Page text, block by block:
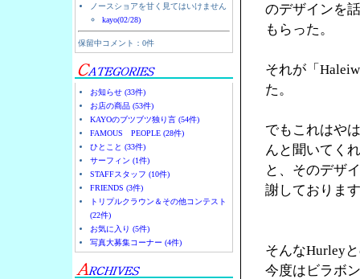
ノースショアを甘く見てはいけません
kayo(02/28)
保留中コメント：0件
お知らせ (33件)
お店の商品 (53件)
KAYOのブツブツ独り言 (54件)
FAMOUS PEOPLE (28件)
ひとこと (33件)
サーフィン (1件)
STAFFスタッフ (10件)
FRIENDS (3件)
トリプルクラウン＆その他コンテスト
(22件)
お気に入り (5件)
写真大募集コーナー (4件)
のデザインを
もらった。
それが「
た。
でもこれはや
んと聞いてく
と、そのデザ
謝しておりま
そんなHurley
今度はビラボ